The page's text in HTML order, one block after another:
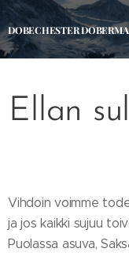
DOBECHESTER
Ellan
Vihdoin voimme
ja jos kaikki sujuu
Puolassa asuva,